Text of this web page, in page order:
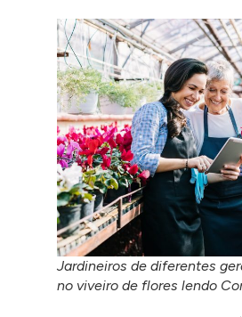
Jardineiros de diferentes
no viveiro de flores lendo